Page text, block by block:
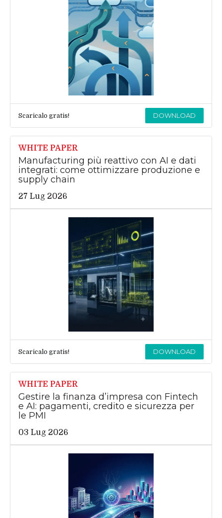
Scaricalo gratis! DOWNLOAD
WHITE PAPER
Manufacturing più reattivo con AI e dati
integrati: come ottimizzare produzione e
supply chain
27 Lug 2026
Scaricalo gratis! DOWNLOAD
WHITE PAPER
Gestire la finanza d’impresa con Fintech
e AI: pagamenti, credito e sicurezza per
le PMI
03 Lug 2026